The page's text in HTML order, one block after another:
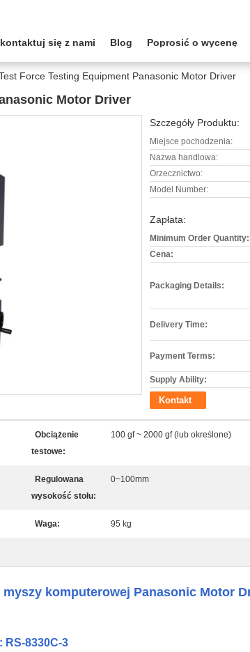
się z nami Blog Poprosić o wycenę
Force Testing Equipment Panasonic Motor Driver
Motor Driver
Szczegóły Produktu:
Miejsce pochodzenia:
Nazwa handlowa:
Orzecznictwo:
Model Number:
Zapłata:
Minimum Order Quantity:
Cena:
Packaging Details:
Delivery Time:
Payment Terms:
Supply Ability:
Kontakt
Obciążenie
testowe:
100 gf ~ 2000 gf (lub określone)
Regulowana
wysokość stołu:
0~100mm
Waga: 95 kg
komputerowej Panasonic Motor
RS-8330C-3